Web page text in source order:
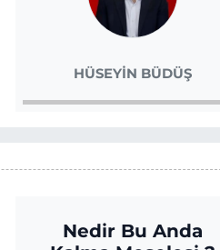
HÜSEYİN BÜDÜŞ
Nedir Bu Anda